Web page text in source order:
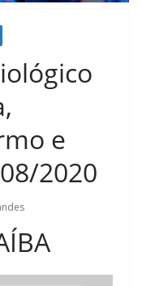
e
2020